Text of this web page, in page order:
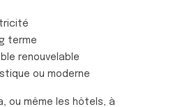
terme
renouvelable
ou moderne
ou même les hôtels, à